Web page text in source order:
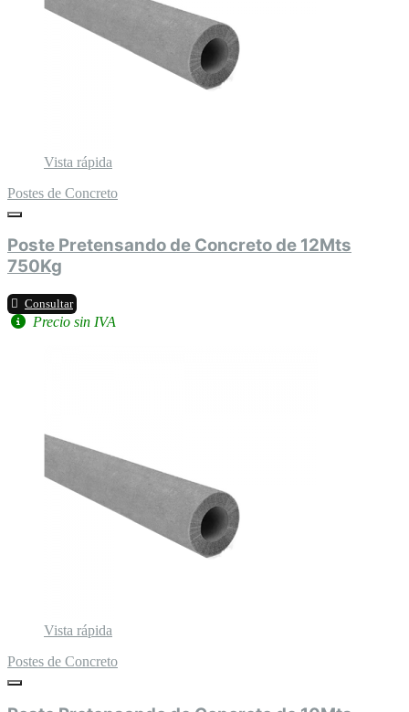
Vista rápida
Postes de Concreto
Poste Pretensando de Concreto de 12Mts
750Kg
Consultar
Precio sin IVA
Vista rápida
Postes de Concreto